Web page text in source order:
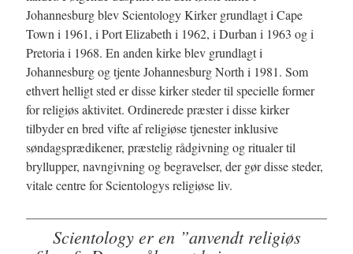
Johannesburg blev Scientology Kirker grundlagt i Cape
Town i 1961, i Port Elizabeth i 1962, i Durban i 1963 og i
Pretoria i 1968. En anden kirke blev grundlagt i
Johannesburg og tjente Johannesburg North i 1981. Som
ethvert helligt sted er disse kirker steder til specielle former
for religiøs aktivitet. Ordinerede præster i disse kirker
tilbyder en bred vifte af religiøse tjenester inklusive
søndagsprædikener, præstelig rådgivning og ritualer til
bryllupper, navngivning og begravelser, der gør disse steder,
vitale centre for Scientologys religiøse liv.
Scientology er en ”anvendt religiøs